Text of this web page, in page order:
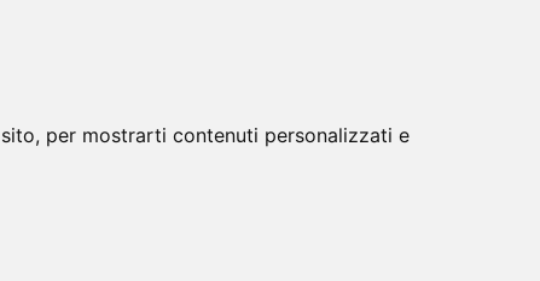
per mostrarti contenuti personalizzati e